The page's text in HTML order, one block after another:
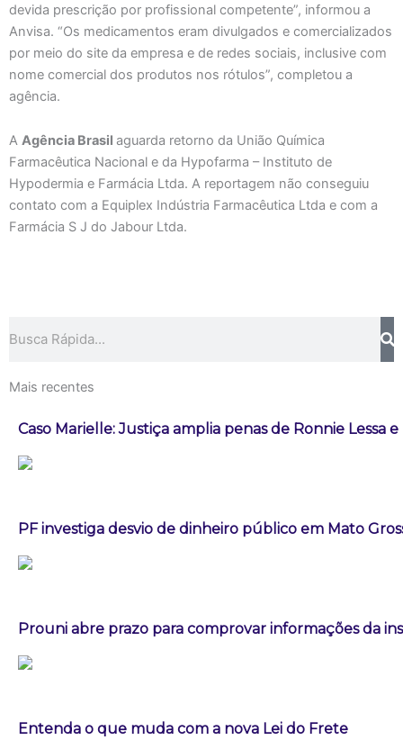
devida prescrição por profissional competente”, informou a
Anvisa. “Os medicamentos eram divulgados e comercializados
por meio do site da empresa e de redes sociais, inclusive com
nome comercial dos produtos nos rótulos”, completou a
agência.
A Agência Brasil aguarda retorno da União Química
Farmacêutica Nacional e da Hypofarma – Instituto de
Hypodermia e Farmácia Ltda. A reportagem não conseguiu
contato com a Equiplex Indústria Farmacêutica Ltda e com a
Farmácia S J do Jabour Ltda.
Mais recentes
Caso Marielle: Justiça amplia penas de Ronnie Lessa
PF investiga desvio de dinheiro público em Mato
Prouni abre prazo para comprovar informações da
Entenda o que muda com a nova Lei do Frete